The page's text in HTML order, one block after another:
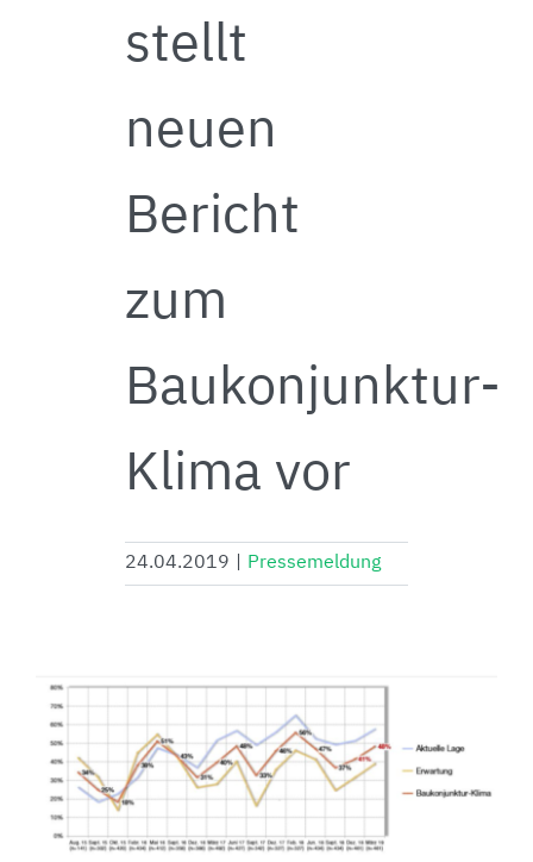
stellt
neuen
Bericht
zum
Baukonjunktur-
Klima vor
24.04.2019 Pressemeldung